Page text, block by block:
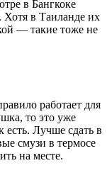
в Бангкоке
Хотя в Таиланде их
— такие тоже не
работает для
то это уже
есть. Лучше сдать в
смузи в термосе
на месте.